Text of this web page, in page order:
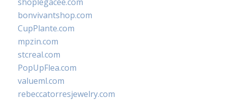
bonvivantshop.com
CupPlante.com
mpzin.com
stcreal.com
PopUpFlea.com
valueml.com
rebeccatorresjewelry.com